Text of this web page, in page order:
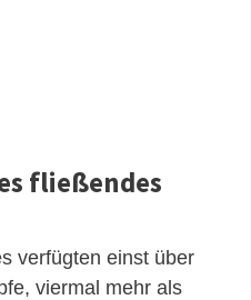
fließendes
verfügten einst über
viermal mehr als